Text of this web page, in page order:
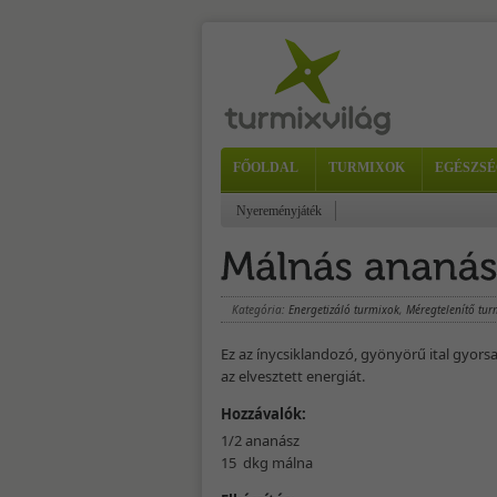
FŐOLDAL TURMIXOK
Nyereményjáték
Kategória: Energetizáló turmixok, Méregtelenítő
Ez az ínycsiklandozó, gyönyörű ital
az elvesztett energiát.
Hozzávalók:
1/2 ananász
15 dkg málna